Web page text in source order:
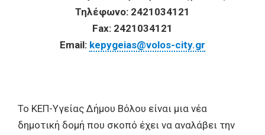
Τηλέφωνο: 2421034121
Fax: 2421034121
Email: kepygeias@volos-city.gr
Το ΚΕΠ-Υγείας Δήμου Βόλου είναι μια νέα
δημοτική δομή που σκοπό έχει να αναλάβει την